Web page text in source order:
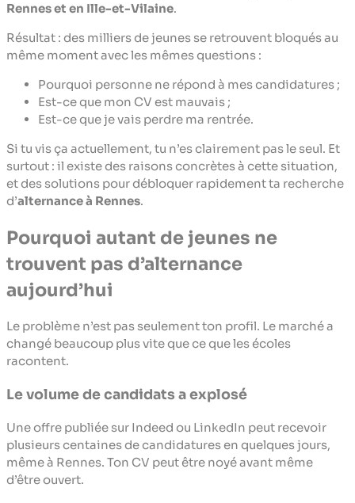
Rennes et en Ille-et-Vilaine.
Résultat : des milliers de jeunes se retrouvent bloqués au
même moment avec les mêmes questions :
Pourquoi personne ne répond à mes candidatures ;
Est-ce que mon CV est mauvais ;
Est-ce que je vais perdre ma rentrée.
Si tu vis ça actuellement, tu n’es clairement pas le seul. Et
surtout : il existe des raisons concrètes à cette situation,
et des solutions pour débloquer rapidement ta recherche
d’alternance à Rennes.
Pourquoi autant de jeunes ne
trouvent pas d’alternance
aujourd’hui
Le problème n’est pas seulement ton profil. Le marché a
changé beaucoup plus vite que ce que les écoles
racontent.
Le volume de candidats a explosé
Une offre publiée sur Indeed ou LinkedIn peut recevoir
plusieurs centaines de candidatures en quelques jours,
même à Rennes. Ton CV peut être noyé avant même
d’être ouvert.